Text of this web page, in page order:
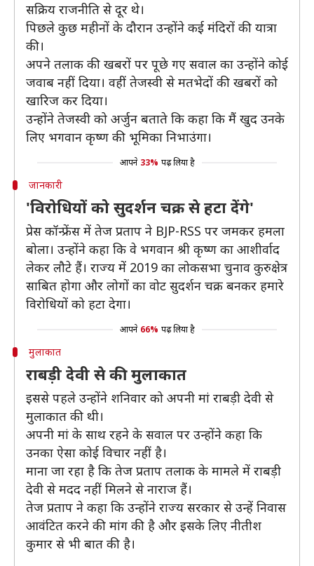
सक्रिय राजनीति से दूर थे।
पिछले कुछ महीनों के दौरान उन्होंने कई मंदिरों की यात्रा
की।
अपने तलाक की खबरों पर पूछे गए सवाल का उन्होंने कोई
जवाब नहीं दिया। वहीं तेजस्वी से मतभेदों की खबरों को
खारिज कर दिया।
उन्होंने तेजस्वी को अर्जुन बताते कि कहा कि मैं खुद उनके
लिए भगवान कृष्ण की भूमिका निभाउंगा।
आपने 33% पढ़ लिया है
जानकारी
'विरोधियों को सुदर्शन चक्र से हटा देंगे'
प्रेस कॉन्फ्रेंस में तेज प्रताप ने BJP-RSS पर जमकर हमला
बोला। उन्होंने कहा कि वे भगवान श्री कृष्ण का आशीर्वाद
लेकर लौटे हैं। राज्य में 2019 का लोकसभा चुनाव कुरुक्षेत्र
साबित होगा और लोगों का वोट सुदर्शन चक्र बनकर हमारे
विरोधियों को हटा देगा।
आपने 66% पढ़ लिया है
मुलाकात
राबड़ी देवी से की मुलाकात
इससे पहले उन्होंने शनिवार को अपनी मां राबड़ी देवी से
मुलाकात की थी।
अपनी मां के साथ रहने के सवाल पर उन्होंने कहा कि
उनका ऐसा कोई विचार नहीं है।
माना जा रहा है कि तेज प्रताप तलाक के मामले में राबड़ी
देवी से मदद नहीं मिलने से नाराज हैं।
तेज प्रताप ने कहा कि उन्होंने राज्य सरकार से उन्हें निवास
आवंटित करने की मांग की है और इसके लिए नीतीश
कुमार से भी बात की है।